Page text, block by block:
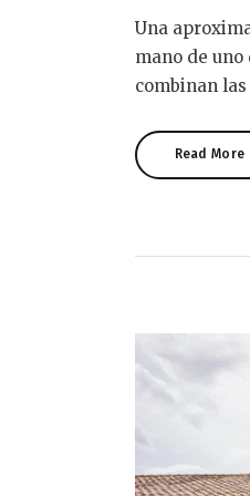
Una
mano de
combinan
Read More